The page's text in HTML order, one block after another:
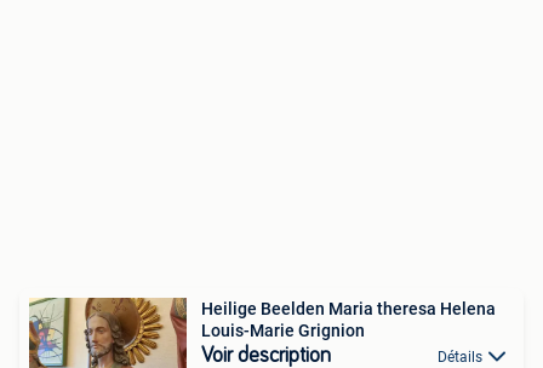
Heilige Beelden Maria theresa Helena
Louis-Marie Grignion
Voir description Détails